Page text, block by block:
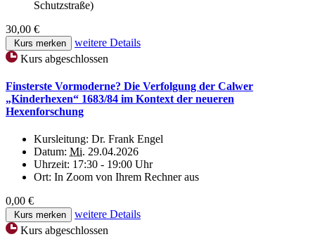
Schutzstraße)
30,00 €
Kurs merken
weitere Details
Kurs abgeschlossen
Finsterste Vormoderne? Die Verfolgung der Calwer
„Kinderhexen“ 1683/84 im Kontext der neueren
Hexenforschung
Kursleitung: Dr. Frank Engel
Datum: Mi. 29.04.2026
Uhrzeit: 17:30 - 19:00 Uhr
Ort: In Zoom von Ihrem Rechner aus
0,00 €
Kurs merken
weitere Details
Kurs abgeschlossen